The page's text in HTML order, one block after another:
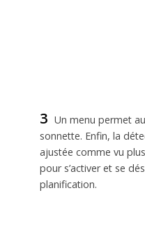
3 Un menu permet
sonnette. Enfin, la
ajustée comme vu
pour s’activer et se
planification.